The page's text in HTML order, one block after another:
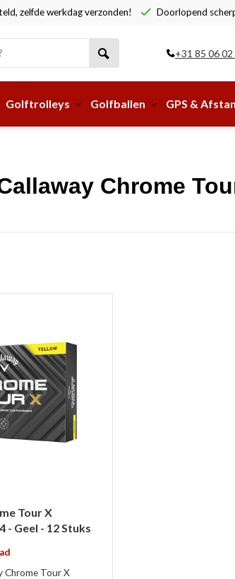
zelfde werkdag verzonden! Doorlopend
+31 85 06 02
Golftrolleys Golfballen GPS &
Chrome
Tour X
- Geel - 12 Stuks
Chrome Tour X